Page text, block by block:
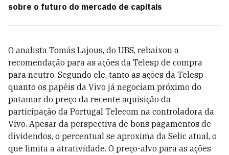
sobre o futuro do mercado de capitais
O analista Tomás Lajous, do UBS, rebaixou a
recomendação para as ações da Telesp de compra
para neutro. Segundo ele, tanto as ações da Telesp
quanto os papéis da Vivo já negociam próximo do
patamar do preço da recente aquisição da
participação da Portugal Telecom na controladora da
Vivo. Apesar da perspectiva de bons pagamentos de
dividendos, o percentual se aproxima da Selic atual, o
que limita a atratividade. O preço-alvo para as ações